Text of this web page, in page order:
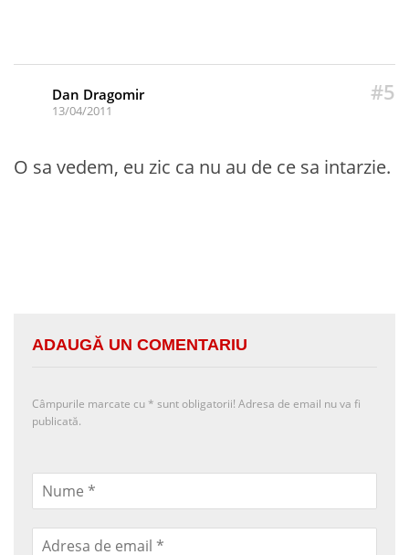
#5
Dan Dragomir
13/04/2011
O sa vedem, eu zic ca nu au de ce sa intarzie.
ADAUGĂ UN COMENTARIU
Câmpurile marcate cu * sunt obligatorii! Adresa de email nu va fi
publicată.